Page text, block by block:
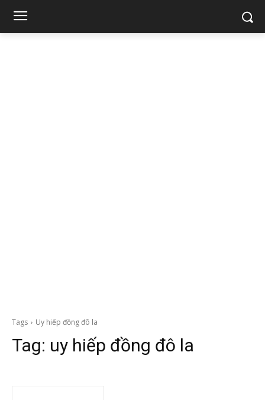
Tags Uy hiếp đồng đô la
Tag: uy hiếp đồng đô la